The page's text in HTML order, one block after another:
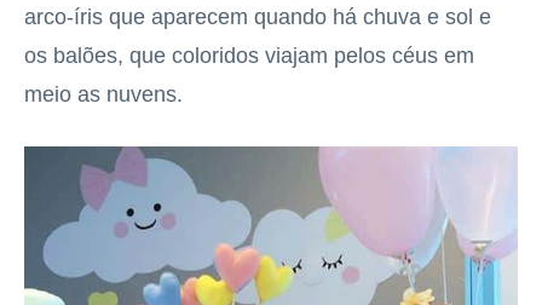
arco-íris que aparecem quando há chuva e sol e
os balões, que coloridos viajam pelos céus em
meio as nuvens.